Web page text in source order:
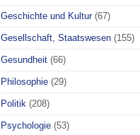
Geschichte und Kultur (67)
Gesellschaft, Staatswesen (155)
Gesundheit (66)
Philosophie (29)
Politik (208)
Psychologie (53)